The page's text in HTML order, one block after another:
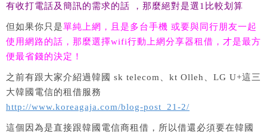
有收打電話及簡訊的需求的話 ，那麼絕對是選1比較划算
但如果你只是單純上網，且是多台手機 或要與同行朋友一起
使用網路的話，那麼選擇wifi行動上網分享器租借，才是最方
便最省錢的決定！
之前有跟大家介紹過韓國 sk telecom、kt Olleh、LG U+這三
大韓國電信的租借服務
http://www.koreagaja.com/blog-post_21-2/
這個因為是直接跟韓國電信商租借，所以借還必須要在韓國